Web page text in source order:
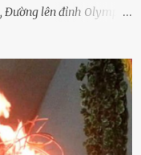
Đường lên đỉnh Olympia.
luận. Ngay sau đó,
cáo xác nhận tài
Quang Vinh, lớp 12 Anh
vô địch, mang về
lên đỉnh Olympia